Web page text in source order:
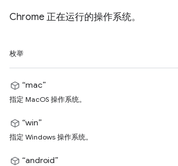
Chrome 正在运行的操作系统。
枚举
“mac”
指定 MacOS 操作系统。
“win”
指定 Windows 操作系统。
“android”